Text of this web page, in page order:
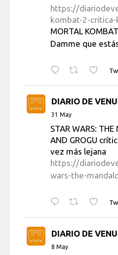
https://
kombat-2-critica-
MORTAL
Damme que
DIARIO DE
31 May
STAR WARS:
AND GROGU
vez más lejana
https://
wars-the-
DIARIO DE
8 May